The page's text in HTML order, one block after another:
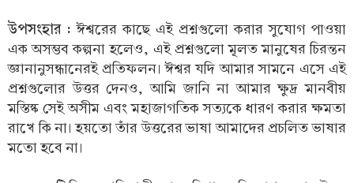
উপসংহার : ঈশ্বরের কাছে এই প্রশ্নগুলো করার সুযোগ পাওয়া
এক অসম্ভব কল্পনা হলেও, এই প্রশ্নগুলো মূলত মানুষের চিরন্তন
জ্ঞানানুসন্ধানেরই প্রতিফলন। ঈশ্বর যদি আমার সামনে এসে এই
প্রশ্নগুলোর উত্তর দেনও, আমি জানি না আমার ক্ষুদ্র মানবীয়
মস্তিষ্ক সেই অসীম এবং মহাজাগতিক সত্যকে ধারণ করার ক্ষমতা
রাখে কি না। হয়তো তাঁর উত্তরের ভাষা আমাদের প্রচলিত ভাষার
মতো হবে না।